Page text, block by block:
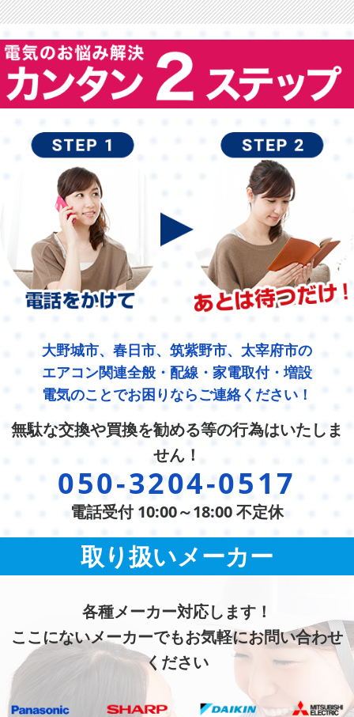
大野城市、春日市、筑紫野市、太宰府市の
エアコン関連全般・配線・家電取付・増設
電気のことでお困りならご連絡ください！
無駄な交換や買換を勧める等の行為はいたしま
せん！
050-3204-0517
電話受付 10:00～18:00 不定休
取り扱いメーカー
各種メーカー対応します！
ここにないメーカーでもお気軽にお問い合わせ
ください